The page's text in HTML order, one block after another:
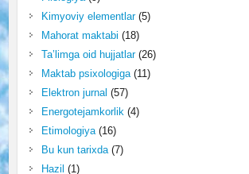
Kimyoviy elementlar(5)
Mahorat maktabi (18)
Ta’limga oid hujjatlar(26)
Maktab psixologiga(11)
Elektron jurnal (57)
Energotejamkorlik(4)
Etimologiya(16)
Bu kun tarixda(7)
Hazil (1)